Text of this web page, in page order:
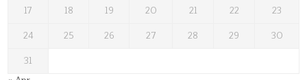
17
18 19 20 21 22
23
24
25 26 27 28 29
30
31